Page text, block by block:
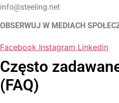
info@steeling.net
OBSERWUJ W MEDIACH
Facebook Instagram Linkedin
Często
(FAQ)